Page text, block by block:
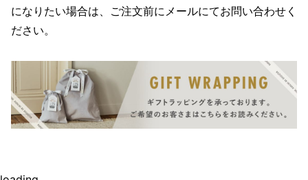
になりたい場合は、ご注文前にメールにてお問い合わせく
ださい。